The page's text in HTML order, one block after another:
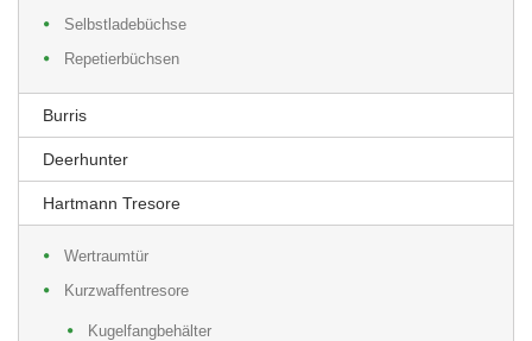
Selbstladebüchse
Repetierbüchsen
Burris
Deerhunter
Hartmann Tresore
Wertraumtür
Kurzwaffentresore
Kugelfangbehälter